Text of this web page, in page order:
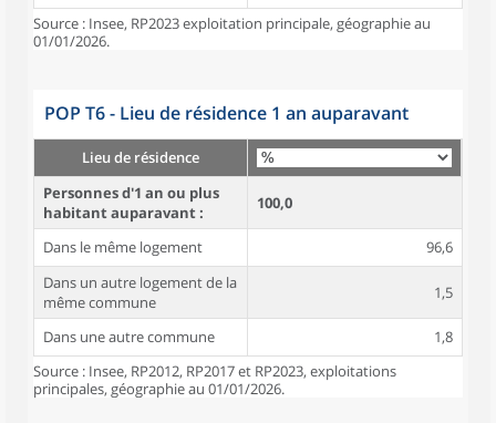
Source : Insee, RP2023 exploitation principale, géographie au
01/01/2026.
POP T6 - Lieu de résidence 1 an auparavant
Lieu de résidence
Personnes d'1 an ou plus
habitant auparavant :
100,0
Dans le même logement
96,6
Dans un autre logement de la
même commune
1,5
Dans une autre commune
1,8
Source : Insee, RP2012, RP2017 et RP2023, exploitations
principales, géographie au 01/01/2026.